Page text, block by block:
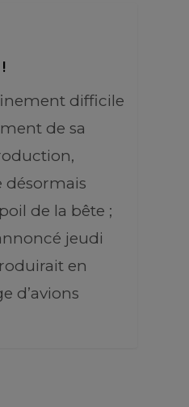
difficile
de sa
désormais
de la bête ;
jeudi
en
d’avions